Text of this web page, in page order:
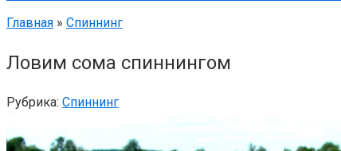
Главная » Спиннинг
Ловим сома спиннингом
Рубрика: Спиннинг